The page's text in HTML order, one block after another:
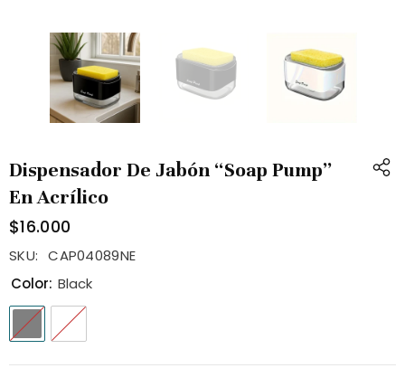
Dispensador De Jabón “Soap Pump”
En Acrílico
$16.000
SKU: CAP04089NE
Color: Black